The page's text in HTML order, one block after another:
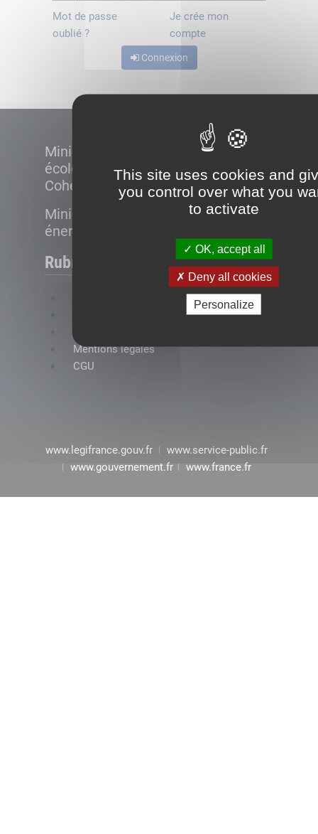
This site uses cookies and
you control over what you
to activate
OK, accept all
Deny all cookies
Personalize
Mot de passe
oublié ?
Je crée mon
compte
Connexion
Ministère de la Transition
écologique et de la
Cohésion des territoires
Ministère de la Transition
énergétique
Rubriques
Mentions légales
CGU
www.legifrance.gouv.fr
www.service-public.fr
www.gouvernement.fr
www.france.fr